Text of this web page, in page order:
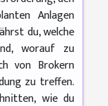
Anlagen
du, welche
worauf zu
von Brokern
zu treffen.
wie du